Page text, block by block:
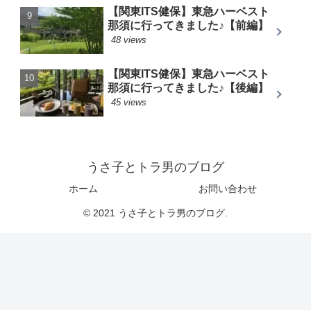
【関東ITS健保】東急ハーベスト
那須に行ってきました♪【前編】
48 views
【関東ITS健保】東急ハーベスト
那須に行ってきました♪【後編】
45 views
うさ子とトラ男のブログ
ホーム お問い合わせ
© 2021 うさ子とトラ男のブログ.